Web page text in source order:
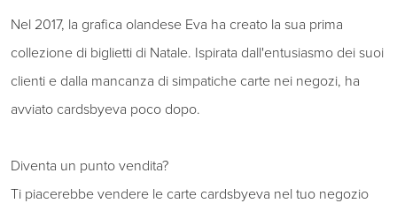
Nel 2017, la grafica olandese Eva ha creato la sua prima
collezione di biglietti di Natale. Ispirata dall'entusiasmo dei suoi
clienti e dalla mancanza di simpatiche carte nei negozi, ha
avviato cardsbyeva poco dopo.
Diventa un punto vendita?
Ti piacerebbe vendere le carte cardsbyeva nel tuo negozio